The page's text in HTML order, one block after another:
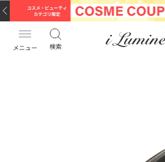
メニュー 検索